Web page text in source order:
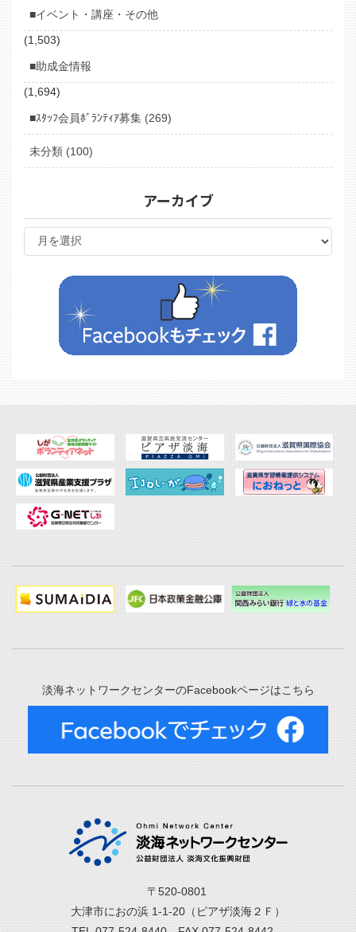
■イベント・講座・その他
(1,503)
■助成金情報
(1,694)
■ｽﾀｯﾌ会員ﾎﾞﾗﾝﾃｨｱ募集 (269)
未分類 (100)
アーカイブ
淡海ネットワークセンターのFacebookページはこちら
〒520-0801
大津市におの浜 1-1-20（ピアザ淡海２Ｆ）